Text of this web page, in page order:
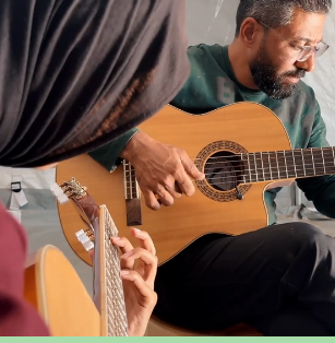
Momus
Over Momus
Contact
Momus-code
Stichtinginformatie
Werken met Momus